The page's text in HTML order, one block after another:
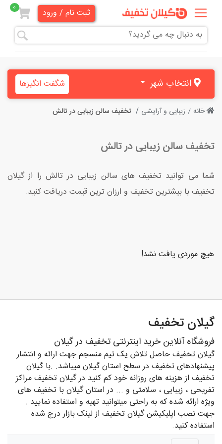
ثبت نام / ورود 0
همه
تخفیف
دندانپزشکی
هنری و
و
آرایشی
تفریحی
رستوران
و کافی
شاپ
انتخاب شهر شگفت انگیزها
خانه زیبایی و آرایشی تخفیف سالن زیبایی در تالش
تخفیف سالن زیبایی در تالش
شما می توانید تخفیف های سالن زیبایی در تالش را از گیلان
تخفیف با بیشترین تخفیف و ارزان ترین قیمت دریافت کنید.
هیچ موردی یافت نشد!
گیلان تخفیف
فروشگاه آنلاین خرید اینترنتی تخفیف در گیلان
گیلان تخفیف حاصل تلاش یک تیم منسجم جهت ارائه و انتشار
پیشنهادهای تخفیف در سطح استان گیلان میباشد. .با گیلان
تخفیف از هزینه های روزانه خود کم کنید در گیلان تخفیف مراکز
تفریحی ، زیبایی ، سلامتی و ... در استان گیلان با تخفیف های
ویژه ارائه شده که به راحتی میتوانید تهیه و استفاده نمایید .
جهت نصب اپلیکیشن گیلان تخفیف از لینک بازار درج شده
استفاده کنید.